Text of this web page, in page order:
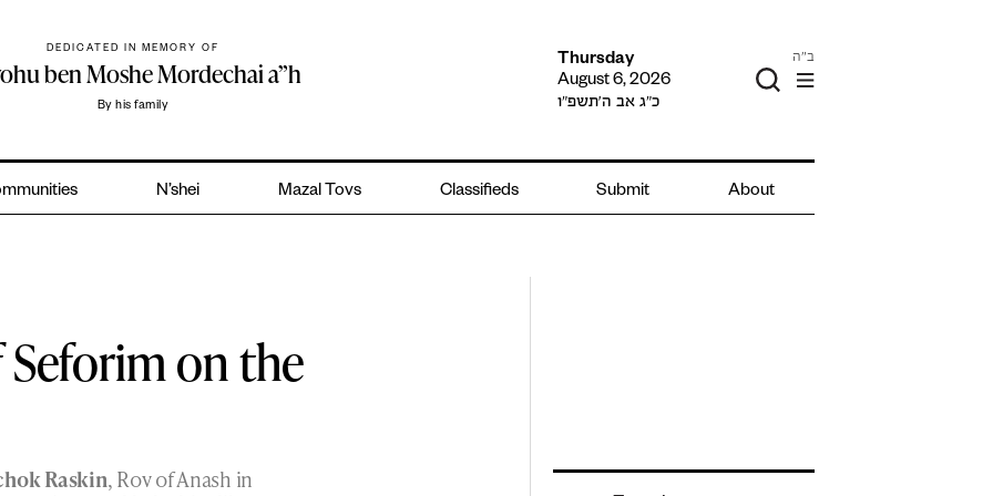
DEDICATED IN MEMORY OF
ben Moshe Mordechai a”h
By his family
Thursday
August 6, 2026
כ״ג אב ה׳תשפ״ו
ב"ה
N’shei Mazal Tovs Classifieds Submit About
Seforim on the
Raskin, Rov of Anash in